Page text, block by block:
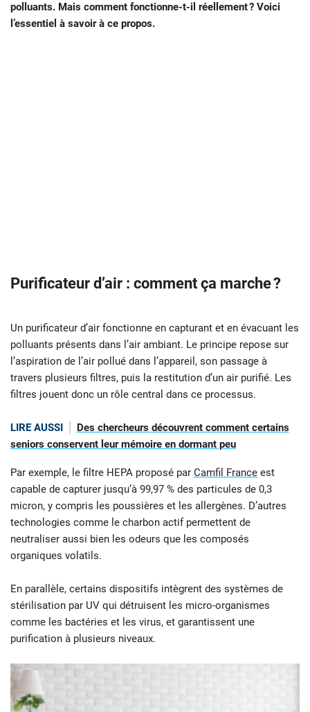
polluants. Mais comment fonctionne-t-il réellement ? Voici
l’essentiel à savoir à ce propos.
Purificateur d’air : comment ça marche ?
Un purificateur d’air fonctionne en capturant et en évacuant les
polluants présents dans l’air ambiant. Le principe repose sur
l’aspiration de l’air pollué dans l’appareil, son passage à
travers plusieurs filtres, puis la restitution d’un air purifié. Les
filtres jouent donc un rôle central dans ce processus.
LIRE AUSSI
Des chercheurs découvrent comment certains
seniors conservent leur mémoire en dormant peu
Par exemple, le filtre HEPA proposé par Camfil France est
capable de capturer jusqu’à 99,97 % des particules de 0,3
micron, y compris les poussières et les allergènes. D’autres
technologies comme le charbon actif permettent de
neutraliser aussi bien les odeurs que les composés
organiques volatils.
En parallèle, certains dispositifs intègrent des systèmes de
stérilisation par UV qui détruisent les micro-organismes
comme les bactéries et les virus, et garantissent une
purification à plusieurs niveaux.